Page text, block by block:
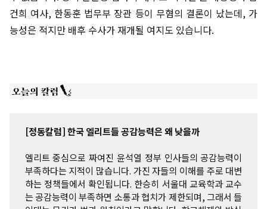
건희 여사, 한동훈 법무부 장관 등이 무혐의 결론이 났는데, 가
능성은 적지만 배후 수사가 재개될 여지도 있습니다.
[정동칼럼] 한국 엘리트들 공감능력은 왜 낮을까
엘리트 중심으로 짜여진 윤석열 정부 인사들의 공감능력이
부족하다는 지적이 많습니다. 가진 자들의 이해를 주로 대변
하는 정책들에서 확인됩니다. 한승히 서울대 교육학과 교수
는 공감능력이 부족하면 소통과 협치가 제한되며, 그래서 들